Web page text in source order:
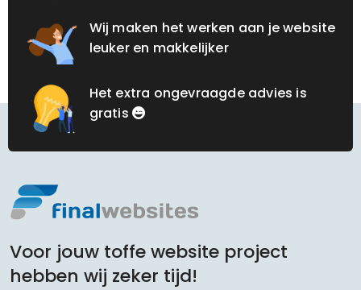
Wij maken het werken aan je website
leuker en makkelijker
Het extra ongevraagde advies is
gratis
Voor jouw toffe website project
hebben wij zeker tijd!